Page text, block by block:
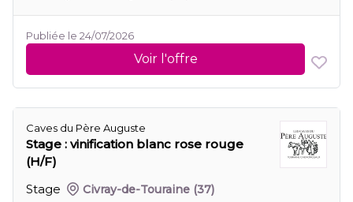
Publiée le 24/07/2026
Voir l'offre
Caves du Père Auguste
Stage : vinification blanc rose rouge
(H/F)
Stage
Civray-de-Touraine (37)